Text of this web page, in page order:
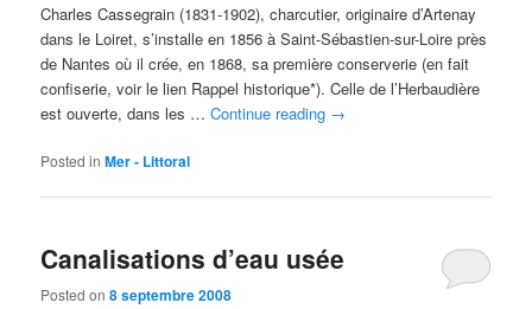
Charles Cassegrain (1831-1902), charcutier, originaire d’Artenay
dans le Loiret, s’installe en 1856 à Saint-Sébastien-sur-Loire près
de Nantes où il crée, en 1868, sa première conserverie (en fait
confiserie, voir le lien Rappel historique*). Celle de l’Herbaudière
est ouverte, dans les …Continue reading →
Posted in Mer - Littoral
Canalisations d’eau usée
Posted on8 septembre 2008